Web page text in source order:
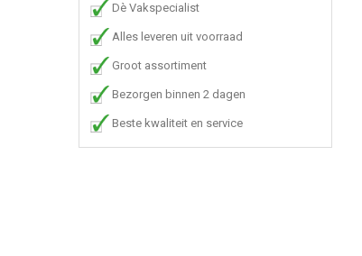
Dè Vakspecialist
Alles leveren uit voorraad
Groot assortiment
Bezorgen binnen 2 dagen
Beste kwaliteit en service